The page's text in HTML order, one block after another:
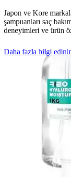
Japon ve Kore
şampuanları saç
deneyimleri ve ürün
Daha fazla bilgi